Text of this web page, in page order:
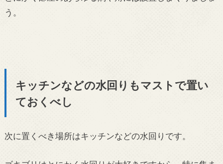
う。
キッチンなどの水回りもマストで置い
ておくべし
次に置くべき場所はキッチンなどの水回りです。